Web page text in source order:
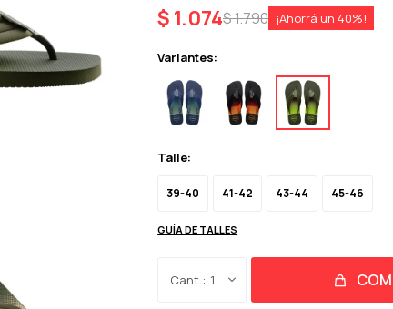
$ 1.074$1.790 40
Variantes:
Talle:
39-40 41-42 43-44 45-46
GUÍA DE TALLES
1